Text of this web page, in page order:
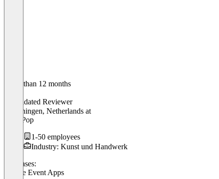
Older than 12 months
Validated Reviewer
Wageningen, Netherlands at
popUPop
1-50 employees
Industry: Kunst und Handwerk
Use cases:
Mobile Event Apps